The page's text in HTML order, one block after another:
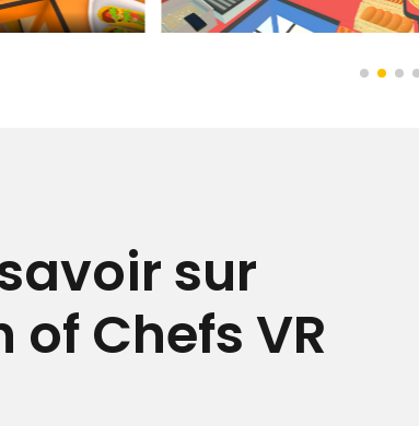
sur
of Chefs VR